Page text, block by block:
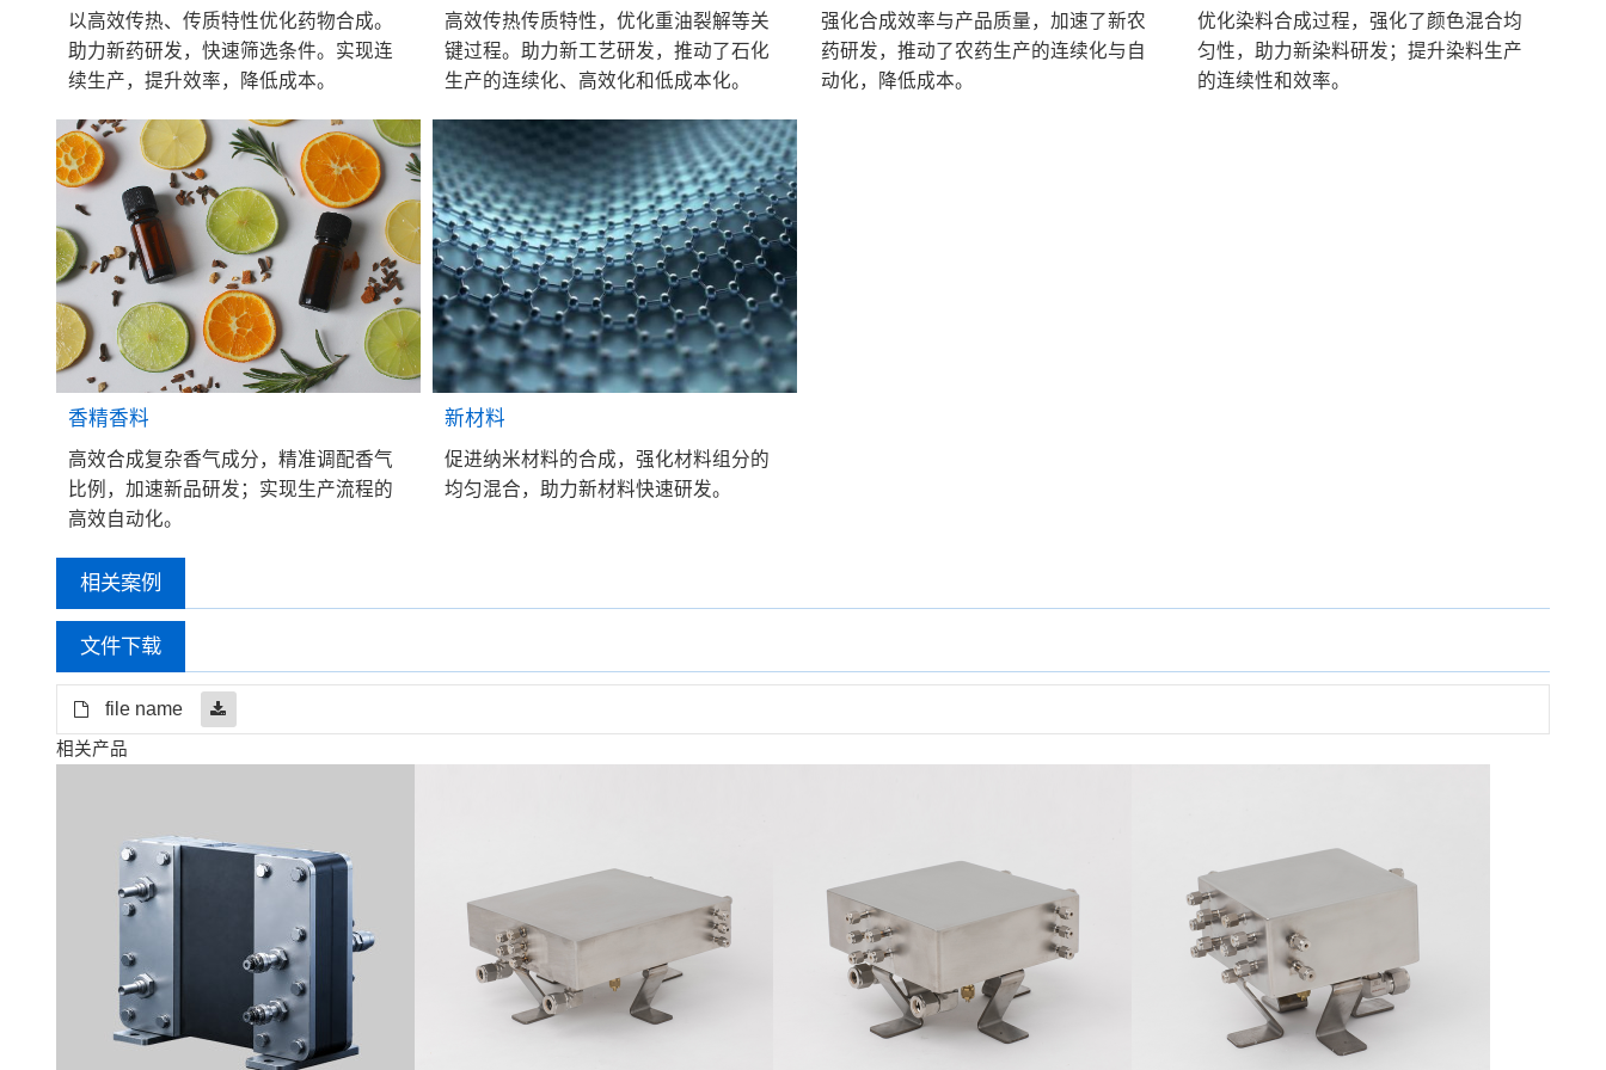
以高效传热、传质特性优化药物合成。
助力新药研发，快速筛选条件。实现连
续生产，提升效率，降低成本。
高效传热传质特性，优化重油裂解等关
键过程。助力新工艺研发，推动了石化
生产的连续化、高效化和低成本化。
强化合成效率与产品质量，加速了新农
药研发，推动了农药生产的连续化与自
动化，降低成本。
优化染料合成过程，强化了颜色混合均
匀性，助力新染料研发；提升染料生产
的连续性和效率。
香精香料
高效合成复杂香气成分，精准调配香气
比例，加速新品研发；实现生产流程的
高效自动化。
新材料
促进纳米材料的合成，强化材料组分的
均匀混合，助力新材料快速研发。
相关案例
文件下载
file name
相关产品